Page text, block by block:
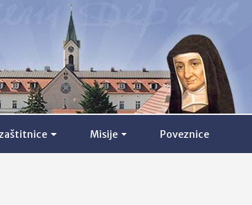
Misije Poveznice